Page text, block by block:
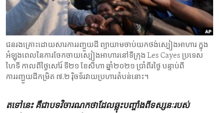
ENVIRONMENT AND HEALTH
IDEALS AND INSTITUTIONS
ជនរងគ្រោះ​ដោយសារ​ការរញ្ជួយដី ព្យាយាម​ចាប់​យក​ថង់​ស្បៀង​អាហារ ក្នុង​
អំឡុងពេល​នៃ​ការចែកចាយ​ស្បៀងអាហារ​នៅ​ទីក្រុង Les Cayes ប្រទេស​
ហៃទី កាលពី​ថ្ងៃសៅរ៍ ទី២១ ខែសីហា ឆ្នាំ២០២១ ប្រាំពីរថ្ងៃ បន្ទាប់ពី​
ការរញ្ជួយដី​កម្រិត ៧.២ រ៉ិចទ័រ​វាយប្រហារ​តំបន់​នោះ។
តទៅនេះ គឺជា​បទ​វិចារណកថា​ដែល​ឆ្លុះ​បញ្ចាំង​ពី​ទស្សនៈ​របស់​